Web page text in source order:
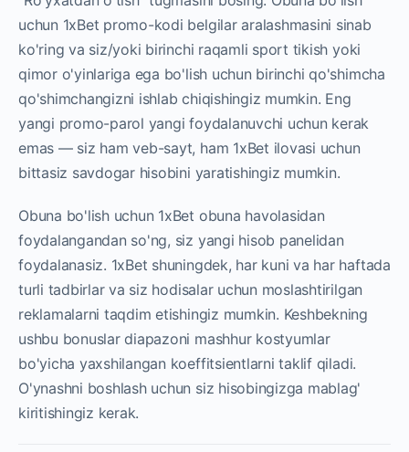
uchun 1xBet promo-kodi belgilar aralashmasini sinab
ko'ring va siz/yoki birinchi raqamli sport tikish yoki
qimor o'yinlariga ega bo'lish uchun birinchi qo'shimcha
qo'shimchangizni ishlab chiqishingiz mumkin. Eng
yangi promo-parol yangi foydalanuvchi uchun kerak
emas — siz ham veb-sayt, ham 1xBet ilovasi uchun
bittasiz savdogar hisobini yaratishingiz mumkin.
Obuna bo'lish uchun 1xBet obuna havolasidan
foydalangandan so'ng, siz yangi hisob panelidan
foydalanasiz. 1xBet shuningdek, har kuni va har haftada
turli tadbirlar va siz hodisalar uchun moslashtirilgan
reklamalarni taqdim etishingiz mumkin. Keshbekning
ushbu bonuslar diapazoni mashhur kostyumlar
bo'yicha yaxshilangan koeffitsientlarni taklif qiladi.
O'ynashni boshlash uchun siz hisobingizga mablag'
kiritishingiz kerak.